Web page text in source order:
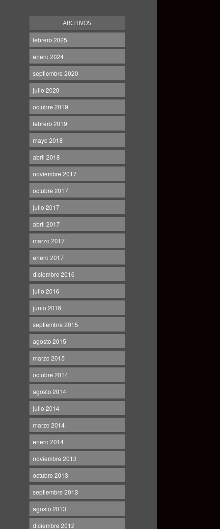
ARCHIVOS
febrero 2025
enero 2024
septiembre 2020
julio 2020
octubre 2019
febrero 2019
mayo 2018
abril 2018
noviembre 2017
octubre 2017
julio 2017
abril 2017
marzo 2017
enero 2017
diciembre 2016
julio 2016
junio 2016
septiembre 2015
agosto 2015
marzo 2015
octubre 2014
agosto 2014
julio 2014
marzo 2014
enero 2014
noviembre 2013
octubre 2013
septiembre 2013
agosto 2013
diciembre 2012